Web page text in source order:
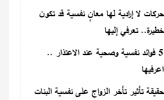
حركات لا إرادية لها معانٍ نفسية قد تكون
خطيرة.. تعرفي إليها
5 فوائد نفسية وصحية عند الاعتذار ..
اعرفيها
حقيقة تأثير تأخر الزواج على نفسية البنات